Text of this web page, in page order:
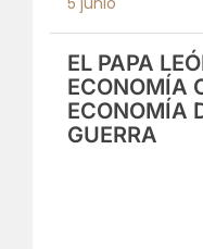
EL PAPA
ECONOMÍA
ECONOMÍA
GUERRA